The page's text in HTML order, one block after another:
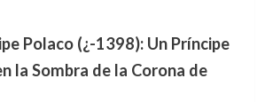
Polaco (¿-1398): Un Príncipe
la Sombra de la Corona de